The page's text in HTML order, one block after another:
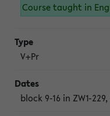
Course taught in
V+Pr
block 9-16 in ZW1-229,